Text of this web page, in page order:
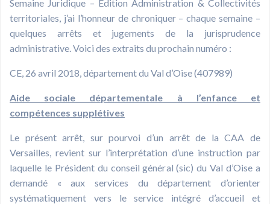
Semaine Juridique – Edition Administration & Collectivités
territoriales, j’ai l’honneur de chroniquer – chaque semaine –
quelques arrêts et jugements de la jurisprudence
administrative. Voici des extraits du prochain numéro :
CE, 26 avril 2018, département du Val d’Oise (407989)
Aide sociale départementale à l’enfance et
compétences supplétives
Le présent arrêt, sur pourvoi d’un arrêt de la CAA de
Versailles, revient sur l’interprétation d’une instruction par
laquelle le Président du conseil général (sic) du Val d’Oise a
demandé « aux services du département d’orienter
systématiquement vers le service intégré d’accueil et